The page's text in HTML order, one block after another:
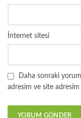
İnternet sitesi
Daha sonraki
adresim ve site adresim